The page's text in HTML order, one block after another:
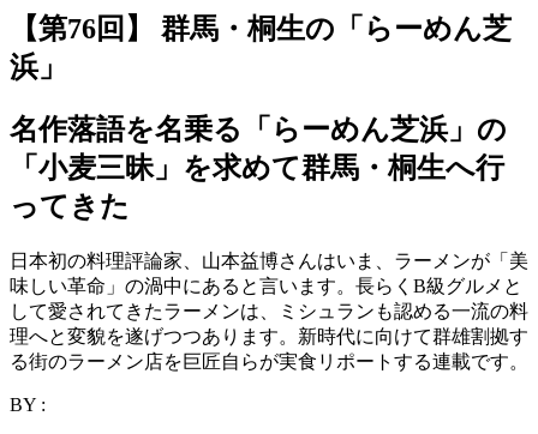
【第76回】 群馬・桐生の「らーめん芝
浜」
名作落語を名乗る「らーめん芝浜」の
「小麦三昧」を求めて群馬・桐生へ行
ってきた
日本初の料理評論家、山本益博さんはいま、ラーメンが「美
味しい革命」の渦中にあると言います。長らくB級グルメと
して愛されてきたラーメンは、ミシュランも認める一流の料
理へと変貌を遂げつつあります。新時代に向けて群雄割拠す
る街のラーメン店を巨匠自らが実食リポートする連載です。
BY :